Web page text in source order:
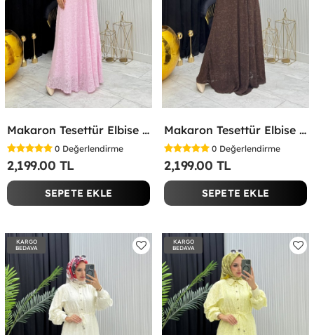
Makaron Tesettür Elbise Pembe Pembe
0 Değerlendirme
2,199.00 TL
SEPETE EKLE
Makaron Tesettür Elbise Kahverengi Kahverengi
0 Değerlendirme
2,199.00 TL
SEPETE EKLE
KARGO
BEDAVA
KARGO
BEDAVA